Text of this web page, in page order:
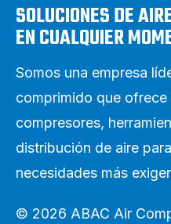
SOLUCIONES DE
EN CUALQUIER
Somos una empresa
comprimido que ofrece
compresores,
distribución de aire
necesidades más
© 2026 ABAC Air